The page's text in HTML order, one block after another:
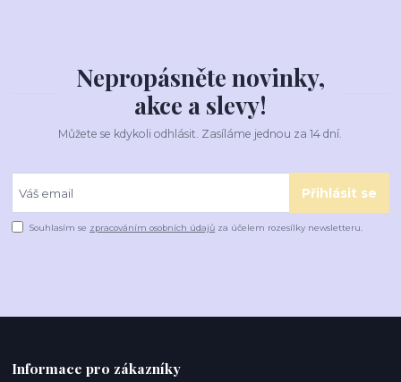
Nepropásněte novinky,
akce a slevy!
Můžete se kdykoli odhlásit. Zasíláme jednou za 14 dní.
Přihlásit se
Souhlasím se zpracováním osobních údajů za účelem rozesílky newsletteru.
Informace pro zákazníky